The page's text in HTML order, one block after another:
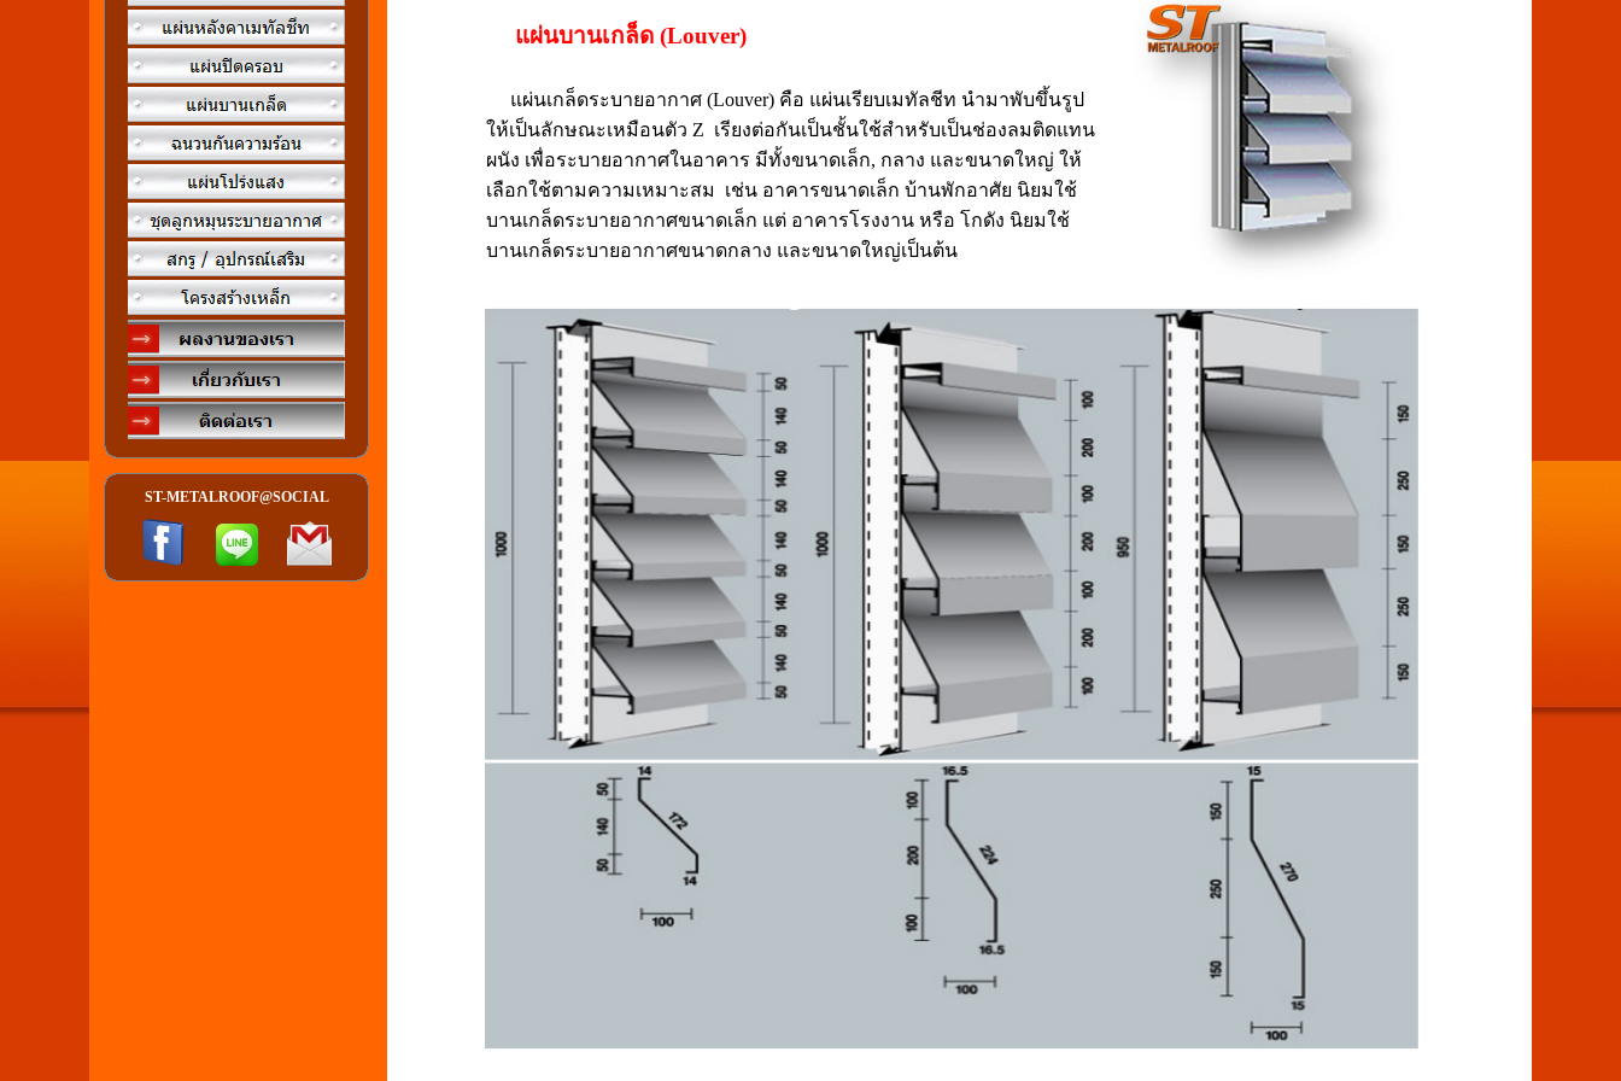
ST-METALROOF@SOCIAL
แผ่นบานเกล็ด (Louver)
แผ่นเกล็ดระบายอากาศ (Louver) คือ แผ่นเรียบเมทัลชีท นำมาพับขึ้นรูป
ให้เป็นลักษณะเหมือนตัว Z เรียงต่อกันเป็นชั้นใช้สำหรับเป็นช่องลมติดแทน
ผนัง เพื่อระบายอากาศในอาคาร มีทั้งขนาดเล็ก, กลาง และขนาดใหญ่ ให้
เลือกใช้ตามความเหมาะสม เช่น อาคารขนาดเล็ก บ้านพักอาศัย นิยมใช้
บานเกล็ดระบายอากาศขนาดเล็ก แต่ อาคารโรงงาน หรือ โกดัง นิยมใช้
บานเกล็ดระบายอากาศขนาดกลาง และขนาดใหญ่เป็นต้น